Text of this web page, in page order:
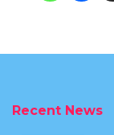
Recent News